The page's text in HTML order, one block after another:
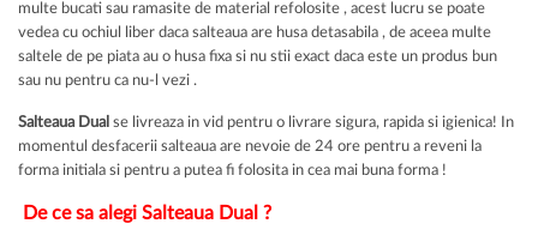
multe bucati sau ramasite de material refolosite , acest lucru se poate
vedea cu ochiul liber daca salteaua are husa detasabila , de aceea multe
saltele de pe piata au o husa fixa si nu stii exact daca este un produs bun
sau nu pentru ca nu-l vezi .
Salteaua Dual se livreaza in vid pentru o livrare sigura, rapida si igienica! In
momentul desfacerii salteaua are nevoie de 24 ore pentru a reveni la
forma initiala si pentru a putea fi folosita in cea mai buna forma !
De ce sa alegi Salteaua Dual ?